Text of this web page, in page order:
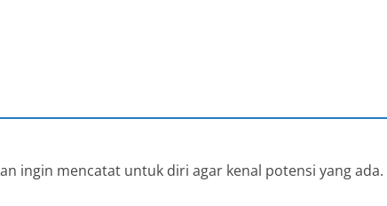
ingin mencatat untuk diri agar kenal potensi yang